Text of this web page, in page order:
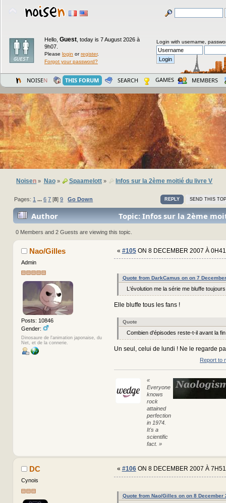
Hello, Guest today is 7 August 2026 à
9h07.
Please login orregister.
Forgot your password?
Login with username,
NOISEN THIS FORUM SEARCH GAMES MEMBERS
Noisen » Nao» Spaamelott» Infos sur la 2ème moitié du livre V
REPLY SEND THIS
Pages: 1 ...6 7 [8]9 Go Down
Author
Topic: Infos sur la 2ème
(Read 807625 times)
0 Members and 2 Guests are viewing this topic.
Nao/Gilles
Admin
Posts: 10846
Gender:
Dinosaure de l'animation japonaise, du
Net, et de la connerie.
« #105ON 8 DECEMBER 2007 À
Quote from DarkCamus on on 7
L'évolution me la série me bluffe
Elle bluffe tous les fans !
Quote
Combien d'épisodes reste-t-il avant la
Un seul, celui de lundi ! Ne le regarde
Report to
«
Everyone
knows
rock
attained
perfection
in 1974.
It's a
scientific
fact. »
DC
Cynois
« #106ON 8 DECEMBER 2007 À
Quote from Nao/Gilles on on 8 December